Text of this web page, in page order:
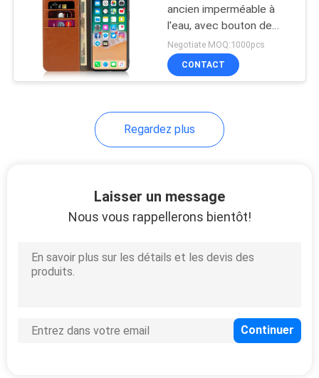
Trousse d'écolier
d'EVA
ancien imperméable à
l'eau, avec bouton de
fermeture, protection
contre les chocs et la
poussière
Negotiate MOQ:1000pcs
CONTACT
Regardez plus
Laisser un message
Nous vous rappellerons bientôt!